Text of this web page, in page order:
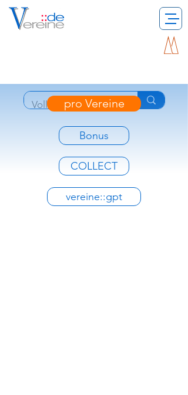
pro Vereine
Bonus
COLLECT
vereine::gpt